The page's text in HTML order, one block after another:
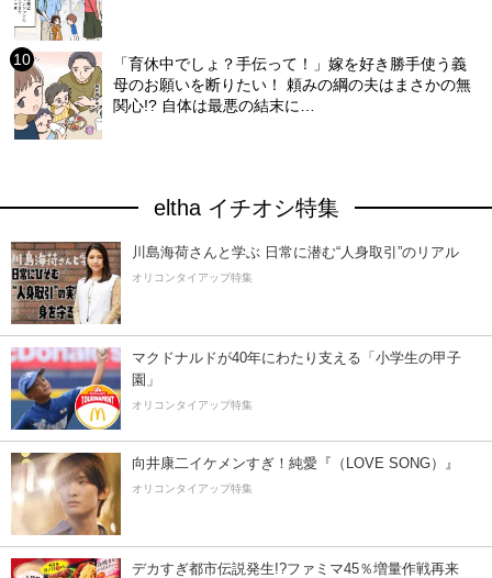
「育休中でしょ？手伝って！」嫁を好き勝手使う義
母のお願いを断りたい！ 頼みの綱の夫はまさかの無
関心!? 自体は最悪の結末に…
eltha イチオシ特集
川島海荷さんと学ぶ 日常に潜む“人身取引”のリアル
オリコンタイアップ特集
マクドナルドが40年にわたり支える「小学生の甲子
園」
オリコンタイアップ特集
向井康二イケメンすぎ！純愛『（LOVE SONG）』
オリコンタイアップ特集
デカすぎ都市伝説発生!?ファミマ45％増量作戦再来